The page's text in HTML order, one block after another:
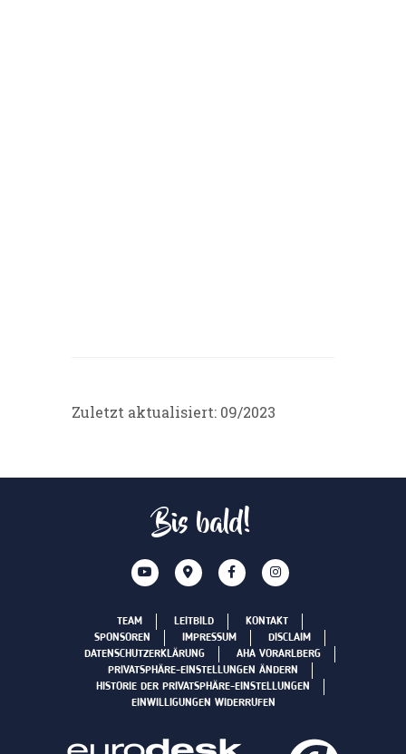
Zuletzt aktualisiert: 09/2023
Bis bald!
TEAM LEITBILD
KONTAKT
SPONSOREN
IMPRESSUM
DISCLAIM
DATENSCHUTZERKLÄRUNG
AHA VORARLBERG
PRIVATSPHÄRE-EINSTELLUNGEN ÄNDERN
HISTORIE DER PRIVATSPHÄRE-EINSTELLUNGEN
EINWILLIGUNGEN WIDERRUFEN